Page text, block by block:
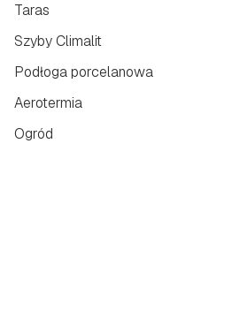
Taras
Szyby Climalit
Podłoga porcelanowa
Aerotermia
Ogród